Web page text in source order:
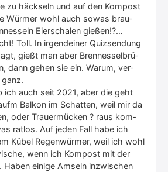
zu häck­seln und auf den Kom­post
Wür­mer wohl auch sowas brau­
Eier­scha­len gie­ßen!?…
Toll. In irgend­ei­ner Quiz­sen­dung
gießt man aber Bren­nes­sel­brü­
dann gehen sie ein. War­um, ver­
ich auch seit 2021, aber die geht
Bal­kon im Schat­ten, weil mir da
oder Trau­er­mü­cken ? raus kom­
rat­los. Auf jeden Fall habe ich
Kübel Regen­wür­mer, weil ich wohl
wenn ich Kom­post mit der
Haben eini­ge Amseln inzwi­schen